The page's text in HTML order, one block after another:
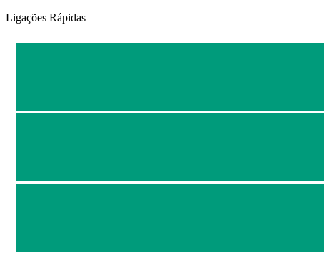
Ligações Rápidas